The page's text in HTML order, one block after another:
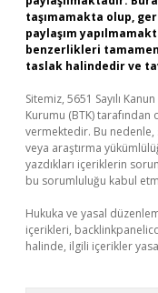
taşımamakta olup,
paylaşım
benzerlikleri
taslak halindedir ve
Sitemiz, 5651 Sayılı
Kurumu (BTK) tarafından
vermektedir. Bu
veya araştırma
yazdıkları içeriklerin
bu sorumluluğu kabul
Hukuka ve yasal
içerikleri,
halinde, ilgili içerikler